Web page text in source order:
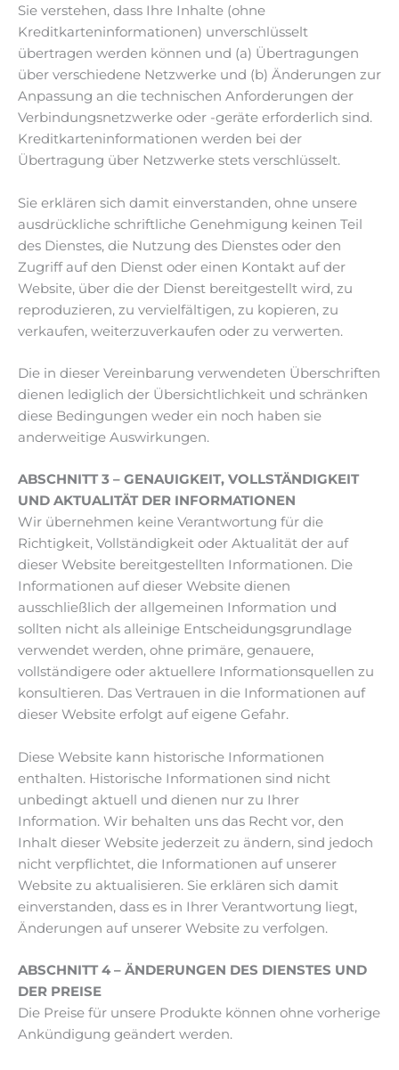
Sie verstehen, dass Ihre Inhalte (ohne
Kreditkarteninformationen) unverschlüsselt
übertragen werden können und (a) Übertragungen
über verschiedene Netzwerke und (b) Änderungen zur
Anpassung an die technischen Anforderungen der
Verbindungsnetzwerke oder -geräte erforderlich sind.
Kreditkarteninformationen werden bei der
Übertragung über Netzwerke stets verschlüsselt.
Sie erklären sich damit einverstanden, ohne unsere
ausdrückliche schriftliche Genehmigung keinen Teil
des Dienstes, die Nutzung des Dienstes oder den
Zugriff auf den Dienst oder einen Kontakt auf der
Website, über die der Dienst bereitgestellt wird, zu
reproduzieren, zu vervielfältigen, zu kopieren, zu
verkaufen, weiterzuverkaufen oder zu verwerten.
Die in dieser Vereinbarung verwendeten Überschriften
dienen lediglich der Übersichtlichkeit und schränken
diese Bedingungen weder ein noch haben sie
anderweitige Auswirkungen.
ABSCHNITT 3 – GENAUIGKEIT, VOLLSTÄNDIGKEIT
UND AKTUALITÄT DER INFORMATIONEN
Wir übernehmen keine Verantwortung für die
Richtigkeit, Vollständigkeit oder Aktualität der auf
dieser Website bereitgestellten Informationen. Die
Informationen auf dieser Website dienen
ausschließlich der allgemeinen Information und
sollten nicht als alleinige Entscheidungsgrundlage
verwendet werden, ohne primäre, genauere,
vollständigere oder aktuellere Informationsquellen zu
konsultieren. Das Vertrauen in die Informationen auf
dieser Website erfolgt auf eigene Gefahr.
Diese Website kann historische Informationen
enthalten. Historische Informationen sind nicht
unbedingt aktuell und dienen nur zu Ihrer
Information. Wir behalten uns das Recht vor, den
Inhalt dieser Website jederzeit zu ändern, sind jedoch
nicht verpflichtet, die Informationen auf unserer
Website zu aktualisieren. Sie erklären sich damit
einverstanden, dass es in Ihrer Verantwortung liegt,
Änderungen auf unserer Website zu verfolgen.
ABSCHNITT 4 – ÄNDERUNGEN DES DIENSTES UND
DER PREISE
Die Preise für unsere Produkte können ohne vorherige
Ankündigung geändert werden.